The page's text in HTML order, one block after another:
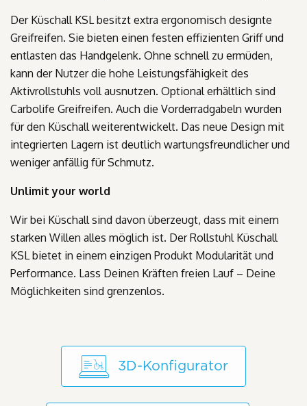
Der Küschall KSL besitzt extra ergonomisch designte
Greifreifen. Sie bieten einen festen effizienten Griff und
entlasten das Handgelenk. Ohne schnell zu ermüden,
kann der Nutzer die hohe Leistungsfähigkeit des
Aktivrollstuhls voll ausnutzen. Optional erhältlich sind
Carbolife Greifreifen. Auch die Vorderradgabeln wurden
für den Küschall weiterentwickelt. Das neue Design mit
integrierten Lagern ist deutlich wartungsfreundlicher und
weniger anfällig für Schmutz.
Unlimit your world
Wir bei Küschall sind davon überzeugt, dass mit einem
starken Willen alles möglich ist. Der Rollstuhl Küschall
KSL bietet in einem einzigen Produkt Modularität und
Performance. Lass Deinen Kräften freien Lauf – Deine
Möglichkeiten sind grenzenlos.
3D-Konfigurator